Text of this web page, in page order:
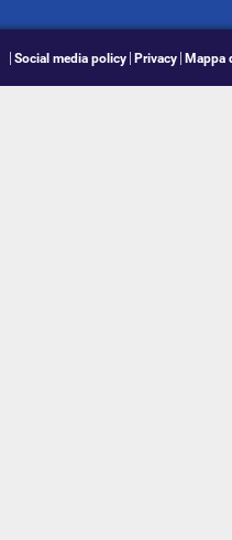
Social media policy Privacy Mappa